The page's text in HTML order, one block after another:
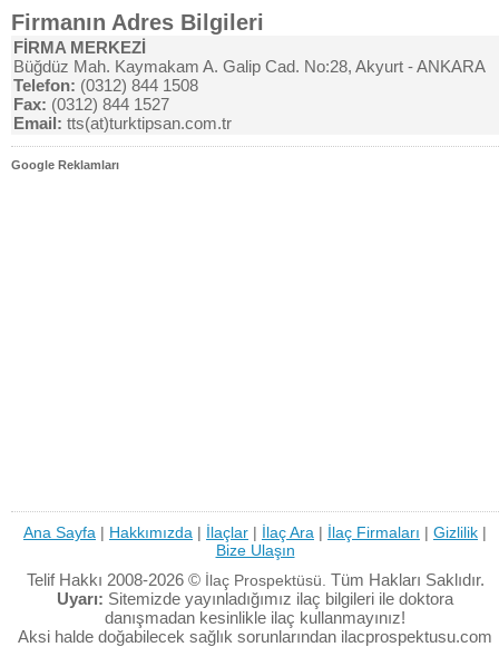
Firmanın Adres Bilgileri
FİRMA MERKEZİ
Büğdüz Mah. Kaymakam A. Galip Cad. No:28, Akyurt - ANKARA
Telefon: (0312) 844 1508
Fax: (0312) 844 1527
Email: tts(at)turktipsan.com.tr
Google Reklamları
Ana Sayfa | Hakkımızda | İlaçlar | İlaç Ara | İlaç Firmaları | Gizlilik |
Bize Ulaşın
Telif Hakkı 2008-2026 © İlaç Prospektüsü. Tüm Hakları Saklıdır.
Uyarı: Sitemizde yayınladığımız ilaç bilgileri ile doktora
danışmadan kesinlikle ilaç kullanmayınız!
Aksi halde doğabilecek sağlık sorunlarından ilacprospektusu.com